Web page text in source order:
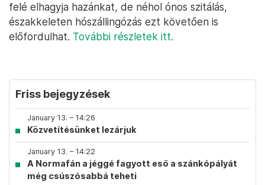
felé elhagyja hazánkat, de néhol ónos szitálás,
északkeleten hószállingózás ezt követően is
előfordulhat. További részletek itt.
Friss bejegyzések
January 13. – 14:26
Közvetítésünket lezárjuk
January 13. – 14:22
A Normafán a jéggé fagyott eső a szánkópályát
még csúszósabbá teheti